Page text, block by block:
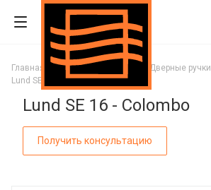
Главная Каталог
Дверные ручки
Lund SE 16 - Colombo
Lund SE 16 - Colombo
Получить консультацию